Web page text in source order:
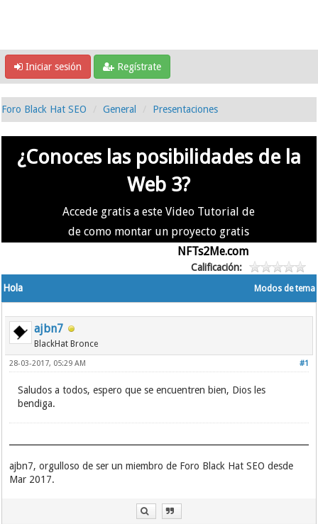
Iniciar sesión Regístrate
Foro Black Hat SEO General Presentaciones
¿Conoces las posibilidades de la
Web 3?
Accede gratis a este Video Tutorial de
de como montar un proyecto gratis
NFTs2Me.com
Calificación:
Modos de tema
Hola
ajbn7
BlackHat Bronce
#1
28-03-2017, 05:29 AM
Saludos a todos, espero que se encuentren bien, Dios les
bendiga.
ajbn7, orgulloso de ser un miembro de Foro Black Hat SEO desde
Mar 2017.